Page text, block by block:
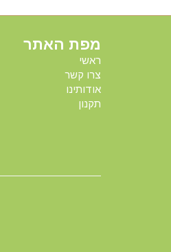
מפת האתר
ראשי
צרו קשר
אודותינו
תקנון